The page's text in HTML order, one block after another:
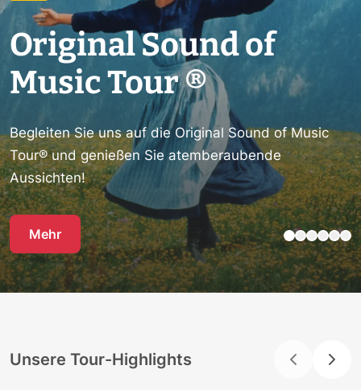
Original Sound of
Music Tour ®
Begleiten Sie uns auf die Original Sound of Music
Tour® und genießen Sie atemberaubende
Aussichten!
Mehr
Unsere Tour-Highlights